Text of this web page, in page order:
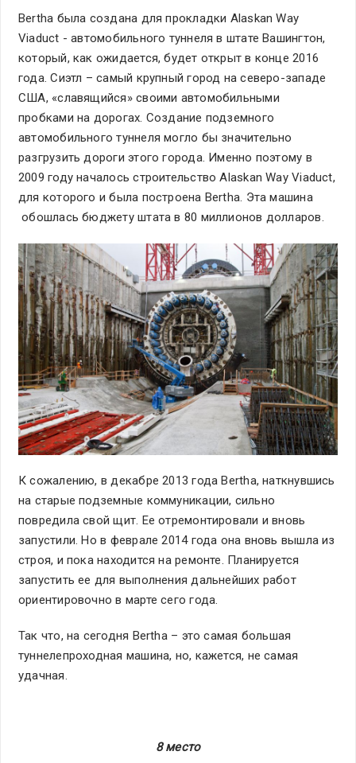
Bertha была создана для прокладки Alaskan Way
Viaduct - автомобильного туннеля в штате Вашингтон,
который, как ожидается, будет открыт в конце 2016
года. Сиэтл – самый крупный город на северо-западе
США, «славящийся» своими автомобильными
пробками на дорогах. Создание подземного
автомобильного туннеля могло бы значительно
разгрузить дороги этого города. Именно поэтому в
2009 году началось строительство Alaskan Way Viaduct,
для которого и была построена Bertha. Эта машина
обошлась бюджету штата в 80 миллионов долларов.
К сожалению, в декабре 2013 года Bertha, наткнувшись
на старые подземные коммуникации, сильно
повредила свой щит. Ее отремонтировали и вновь
запустили. Но в феврале 2014 года она вновь вышла из
строя, и пока находится на ремонте. Планируется
запустить ее для выполнения дальнейших работ
ориентировочно в марте сего года.
Так что, на сегодня Bertha – это самая большая
туннелепроходная машина, но, кажется, не самая
удачная.
8 место